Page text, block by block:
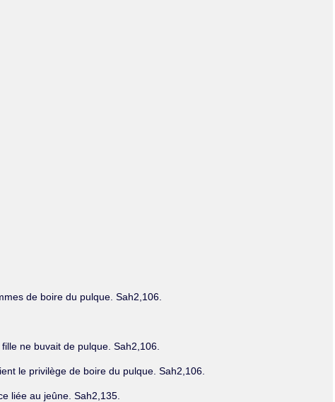
de boire du pulque. Sah2,106.
ne buvait de pulque. Sah2,106.
le privilège de boire du pulque. Sah2,106.
liée au jeûne. Sah2,135.